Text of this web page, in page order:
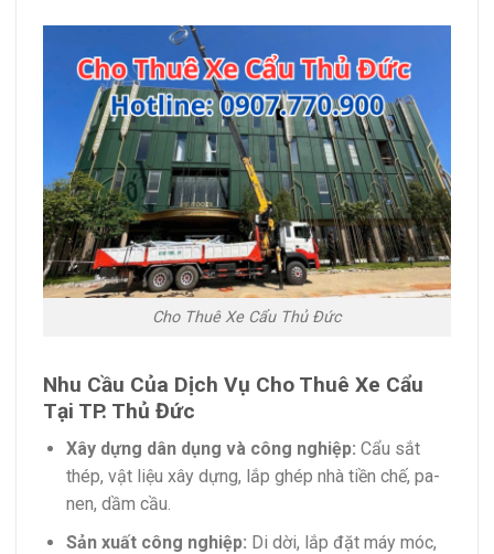
Cho Thuê Xe Cẩu Thủ Đức
Nhu Cầu Của Dịch Vụ Cho Thuê Xe Cẩu
Tại TP. Thủ Đức
Xây dựng dân dụng và công nghiệp: Cẩu sắt
thép, vật liệu xây dựng, lắp ghép nhà tiền chế, pa-
nen, dầm cầu.
Sản xuất công nghiệp: Di dời, lắp đặt máy móc,